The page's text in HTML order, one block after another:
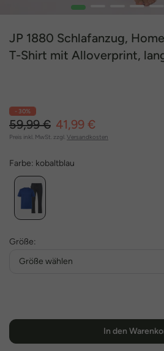
1
JP 1880 Schlafanzug,
T-Shirt mit Alloverprint,
- 30%
59,99 € 41,99 €
Preis inkl. MwSt. zzgl. Versandkosten
Farbe: kobaltblau
Größe:
Größe wählen
In den